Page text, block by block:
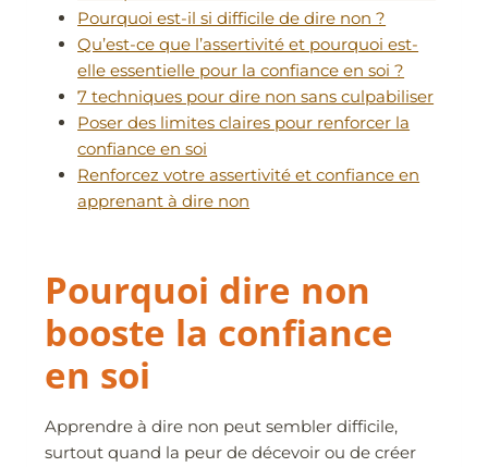
Pourquoi est-il si difficile de dire non ?
Qu’est-ce que l’assertivité et pourquoi est-
elle essentielle pour la confiance en soi ?
7 techniques pour dire non sans culpabiliser
Poser des limites claires pour renforcer la
confiance en soi
Renforcez votre assertivité et confiance en
apprenant à dire non
Pourquoi dire non
booste la confiance
en soi
Apprendre à dire non peut sembler difficile,
surtout quand la peur de décevoir ou de créer